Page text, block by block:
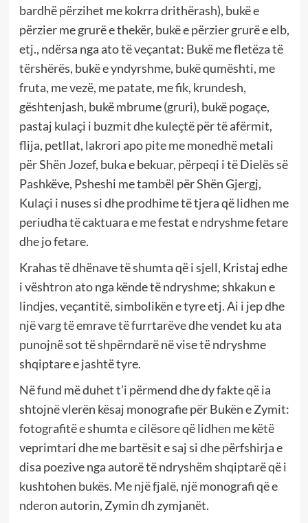
bardhë përzihet me kokrra drithërash), bukë e
përzier me grurë e thekër, bukë e përzier grurë e elb,
etj., ndërsa nga ato të veçantat: Bukë me fletëza të
tërshërës, bukë e yndyrshme, bukë qumështi, me
fruta, me vezë, me patate, me fik, krundesh,
gështenjash, bukë mbrume (gruri), bukë pogaçe,
pastaj kulaçi i buzmit dhe kuleçtë për të afërmit,
flija, petllat, lakrori apo pite me monedhë metali
për Shën Jozef, buka e bekuar, përpeqi i të Dielës së
Pashkëve, Psheshi me tambël për Shën Gjergj,
Kulaçi i nuses si dhe prodhime të tjera që lidhen me
periudha të caktuara e me festat e ndryshme fetare
dhe jo fetare.
Krahas të dhënave të shumta që i sjell, Kristaj edhe
i vështron ato nga kënde të ndryshme; shkakun e
lindjes, veçantitë, simbolikën e tyre etj. Ai i jep dhe
një varg të emrave të furrtarëve dhe vendet ku ata
punojnë sot të shpërndarë në vise të ndryshme
shqiptare e jashtë tyre.
Në fund më duhet t’i përmend dhe dy fakte që ia
shtojnë vlerën kësaj monografie për Bukën e Zymit:
fotografitë e shumta e cilësore që lidhen me këtë
veprimtari dhe me bartësit e saj si dhe përfshirja e
disa poezive nga autorë të ndryshëm shqiptarë që i
kushtohen bukës. Me një fjalë, një monografi që e
nderon autorin, Zymin dh zymjanët.